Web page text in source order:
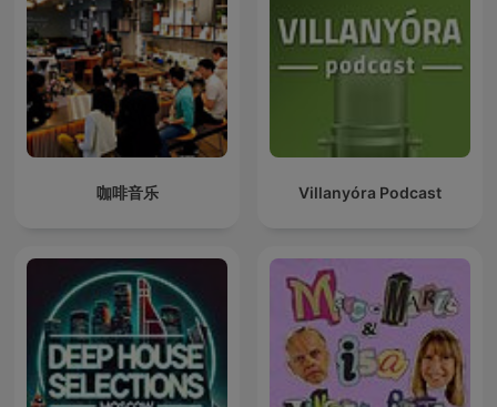
咖啡音乐 Villanyóra Podcast